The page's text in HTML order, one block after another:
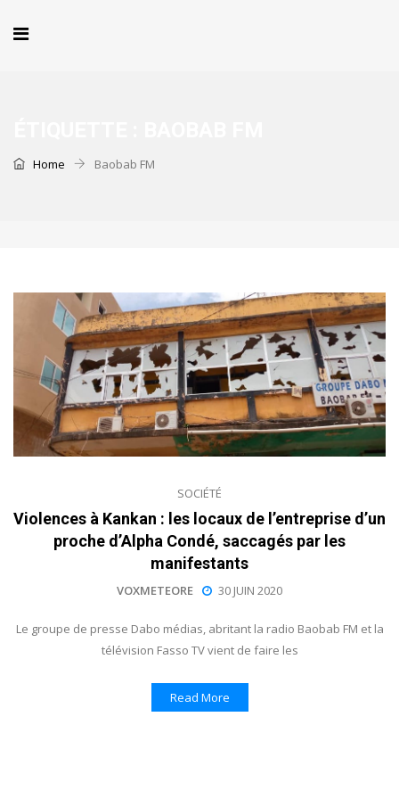
Home Baobab FM
SOCIÉTÉ
Violences à Kankan : les locaux de l’entreprise d’un
proche d’Alpha Condé, saccagés par les
manifestants
VOXMETEORE 30 JUIN 2020
Le groupe de presse Dabo médias, abritant la radio Baobab FM et la
télévision Fasso TV vient de faire les
Read More